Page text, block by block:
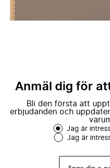
Anmäl dig för
Bli den första att
erbjudanden och
Jag är
Jag är